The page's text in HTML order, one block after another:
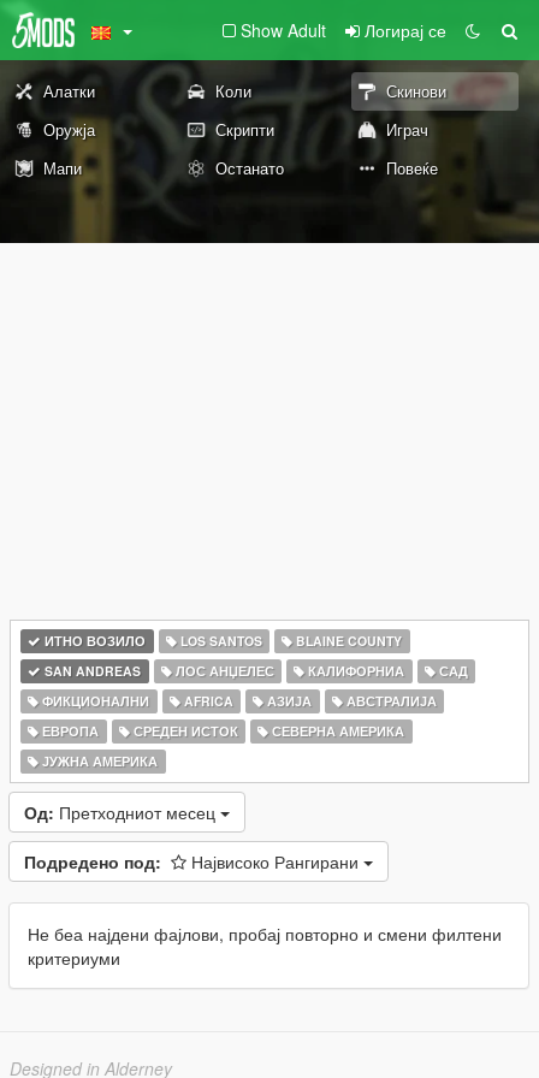
Show Adult Логирај се
Алатки Коли
Скинови
Оружја
Скрипти
Играч
Мапи
Останато Повеќе
ИТНО ВОЗИЛО LOS SANTOS
BLAINE COUNTY
SAN ANDREAS
ЛОС АНЏЕЛЕС КАЛИФОРНИА
САД
ФИКЦИОНАЛНИ
AFRICA АЗИЈА
АВСТРАЛИЈА
ЕВРОПА
СРЕДЕН ИСТОК
СЕВЕРНА АМЕРИКА
ЈУЖНА АМЕРИКА
Од: Претходниот месец
Подредено под: Највисоко Рангирани
Не беа најдени фајлови, пробај повторно и смени филтени
критериуми
Designed in Alderney